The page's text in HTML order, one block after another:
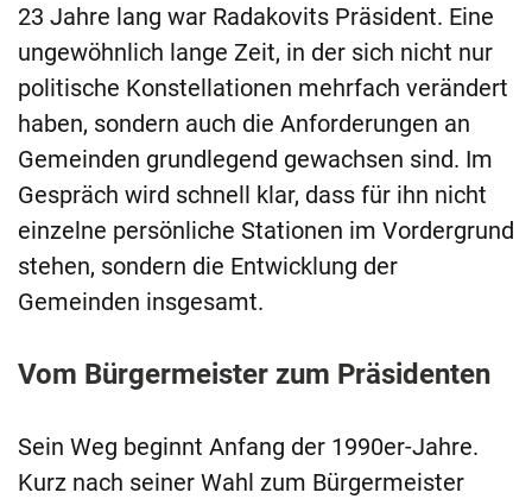
23 Jahre lang war Radakovits Präsident. Eine
ungewöhnlich lange Zeit, in der sich nicht nur
politische Konstellationen mehrfach verändert
haben, sondern auch die Anforderungen an
Gemeinden grundlegend gewachsen sind. Im
Gespräch wird schnell klar, dass für ihn nicht
einzelne persönliche Stationen im Vordergrund
stehen, sondern die Entwicklung der
Gemeinden insgesamt.
Vom Bürgermeister zum Präsidenten
Sein Weg beginnt Anfang der 1990er-Jahre.
Kurz nach seiner Wahl zum Bürgermeister